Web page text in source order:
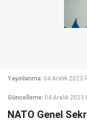
Yayınlanma: 04 Aralık 2023
Güncelleme: 04 Aralık
NATO Genel